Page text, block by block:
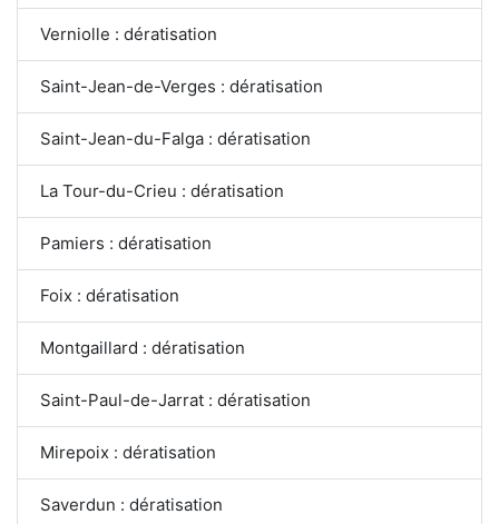
Verniolle : dératisation
Saint-Jean-de-Verges : dératisation
Saint-Jean-du-Falga : dératisation
La Tour-du-Crieu : dératisation
Pamiers : dératisation
Foix : dératisation
Montgaillard : dératisation
Saint-Paul-de-Jarrat : dératisation
Mirepoix : dératisation
Saverdun : dératisation